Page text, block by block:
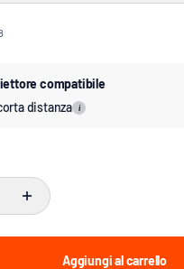
compatibile
distanza
i
Aggiungi al carrello